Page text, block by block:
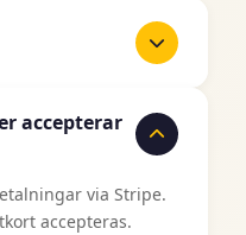
ovan, ange din
välj datum
fordonstyp.
du bekräftar din
accepterar
via Stripe.
accepteras.